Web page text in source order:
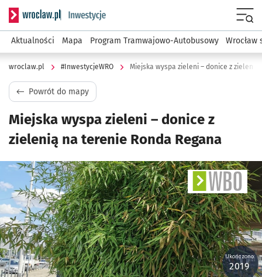
Serwis informacyjny wroclaw.pl podserwis:
Aktualności Mapa Program Tramwajowo-Autobusowy Wrocław
wroclaw.pl #InwestycjeWRO Miejska wyspa zieleni – donice z zielenią
Powrót do mapy
Miejska wyspa zieleni – donice z
zielenią na terenie Ronda Regana
Ukończono:
2019